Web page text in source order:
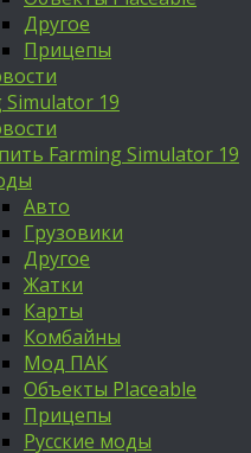
Другое
Прицепы
Simulator 19
Farming Simulator 19
Авто
Грузовики
Другое
Жатки
Карты
Комбайны
Мод ПАК
Объекты Placeable
Прицепы
Русские моды